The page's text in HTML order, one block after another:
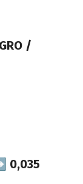
/
0,035